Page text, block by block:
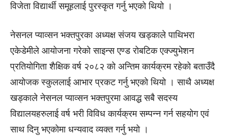
विजेता विद्यार्थी समूहलाई पुरस्कृत गर्नु भएको थियो ।
नेसनल प्याव्सन भक्तपुरका अध्यक्ष संजय खड्काले पाथिभरा
एकेडेमीले आयोजना गरेको साइन्स एण्ड रोबटिक एक्ज्युभेशन
प्रतियोगिता शैक्षिक वर्ष २०८२ को अन्तिम कार्यक्रम रहेको बताउँदै
आयोजक स्कुललाई आभार प्रकट गर्नु भएको थियो । साथै अध्यक्ष
खड्काले नेसनल प्याव्सन भक्तपुरमा आवद्ध सबै सदस्य
विद्यालयहरुलाई वर्ष भरी विविध कार्यक्रम सम्पन्न गर्न सहयोग एवं
साथ दिनु भएकोमा धन्यवाद व्यक्त गर्नु भयो ।